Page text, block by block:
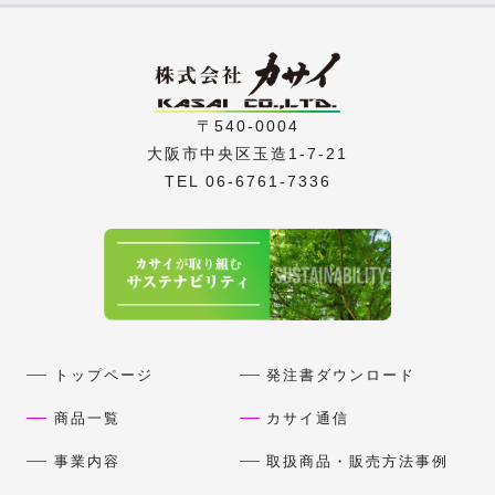
〒540-0004
大阪市中央区玉造1-7-21
TEL 06-6761-7336
トップページ
商品一覧
事業内容
発注書ダウンロード
カサイ通信
取扱商品・販売方法事例